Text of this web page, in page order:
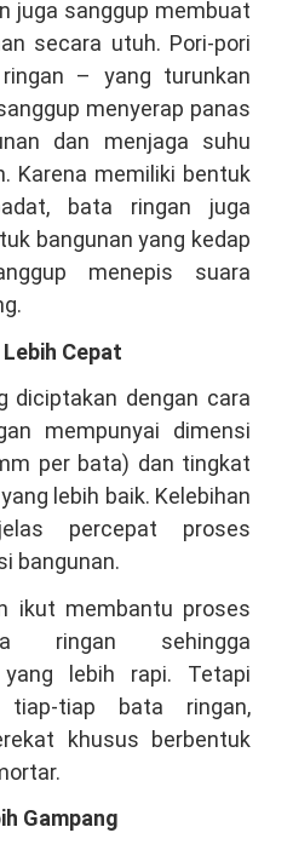
juga sanggup membuat
secara utuh. Pori-pori
– yang turunkan
menyerap panas
dan menjaga suhu
Karena memiliki bentuk
bata ringan juga
bangunan yang kedap
menepis suara
Cepat
diciptakan dengan cara
mempunyai dimensi
per bata) dan tingkat
lebih baik. Kelebihan
percepat proses
bangunan.
ikut membantu proses
ringan sehingga
lebih rapi. Tetapi
tiap-tiap bata ringan,
khusus berbentuk
Gampang